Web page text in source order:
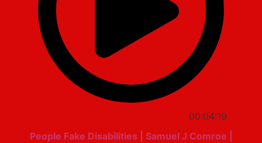
00:04:19
People Fake Disabilities | Samuel J Comroe |